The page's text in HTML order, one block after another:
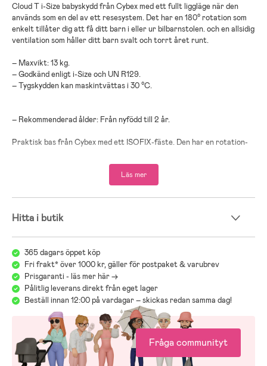
Cloud T i-Size babyskydd från Cybex med ett fullt liggläge när den
används som en del av ett resesystem. Det har en 180° rotation som
enkelt tillåter dig att få ditt barn i eller ur bilbarnstolen. och en allsidig
ventilation som håller ditt barn svalt och torrt året runt.
– Maxvikt: 13 kg.
– Godkänd enligt i-Size och UN R129.
– Tygskydden kan maskintvättas i 30 °C.
– Rekommenderad ålder: Från nyfödd till 2 år.
Praktisk bas från Cybex med ett ISOFIX-fäste. Den har en rotation-
bilbarnstolen. Bilstolarna Cloud och Sirona T i-Size kan ekelt klickas
– Installation: ISOFIX.
– Rekommenderad ålder: Från nyfödd till 4 år.
Vi på Jollyroom vet hur viktigt det är att välja en bilbarnstol som
passar just ditt barns behov och att det ibland kan bli mycket att
tänka på med olika modeller, märken och funktioner. För att
underlätta detta viktiga val hänvisar vi gärna till vår guide för
bilbarnstolar:
Jollyrooms Bilstolsguide
Läs mer
Hitta i butik
365 dagars öppet köp
Fri frakt* över 1000 kr, gäller för postpaket & varubrev
Prisgaranti - läs mer här ->
Pålitlig leverans direkt från eget lager
Beställ innan 12:00 på vardagar – skickas redan samma dag!
Fråga communityt